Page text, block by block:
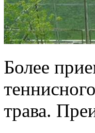
Более
трава.